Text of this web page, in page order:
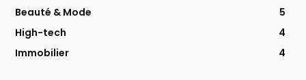
Beauté & Mode
5
High-tech
4
Immobilier
4